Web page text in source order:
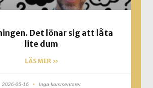
Det lönar sig att låta
lite dum
LÄS MER »
2026-05-16 Inga kommentarer